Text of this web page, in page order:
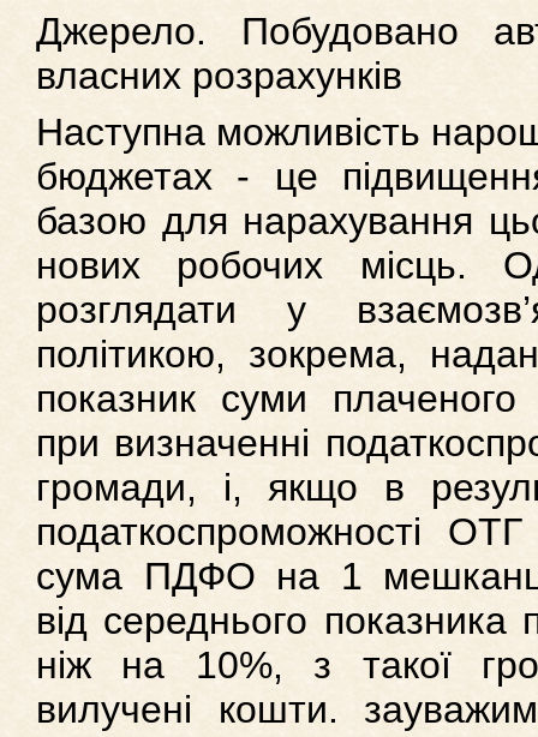
Джерело. Побудовано
власних розрахунків
Наступна можливість
бюджетах - це
базою для нарахування
нових робочих місць.
розглядати у
політикою, зокрема,
показник суми
при визначенні
громади, і, якщо в
податкоспроможності
сума ПДФО на 1 мешканця
від середнього показника
ніж на 10%, з такої
вилучені кошти.